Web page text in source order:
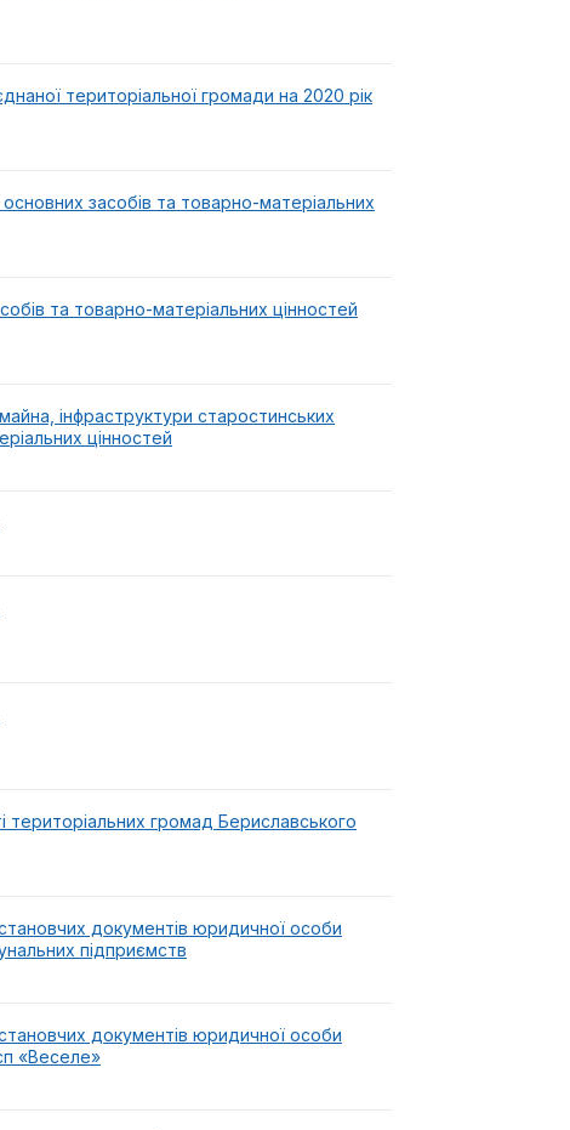
територіальної громади на 2020 рік
засобів та товарно-матеріальних
та товарно-матеріальних цінностей
інфраструктури старостинських
цінностей
територіальних громад Бериславського
документів юридичної особи
підприємств
документів юридичної особи
«Веселе»